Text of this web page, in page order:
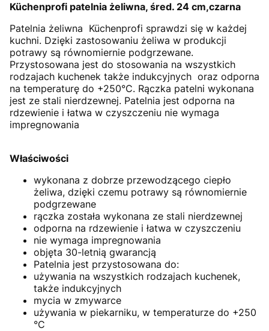
Küchenprofi patelnia żeliwna, śred. 24 cm,czarna
Patelnia żeliwna Küchenprofi sprawdzi się w każdej
kuchni. Dzięki zastosowaniu żeliwa w produkcji
potrawy są równomiernie podgrzewane.
Przystosowana jest do stosowania na wszystkich
rodzajach kuchenek także indukcyjnych oraz odporna
na temperaturę do +250°C. Rączka patelni wykonana
jest ze stali nierdzewnej. Patelnia jest odporna na
rdzewienie i łatwa w czyszczeniu nie wymaga
impregnowania
Właściwości
wykonana z dobrze przewodzącego ciepło
żeliwa, dzięki czemu potrawy są równomiernie
podgrzewane
rączka została wykonana ze stali nierdzewnej
odporna na rdzewienie i łatwa w czyszczeniu
nie wymaga impregnowania
objęta 30-letnią gwarancją
Patelnia jest przystosowana do:
używania na wszystkich rodzajach kuchenek,
także indukcyjnych
mycia w zmywarce
używania w piekarniku, w temperaturze do +250
°C